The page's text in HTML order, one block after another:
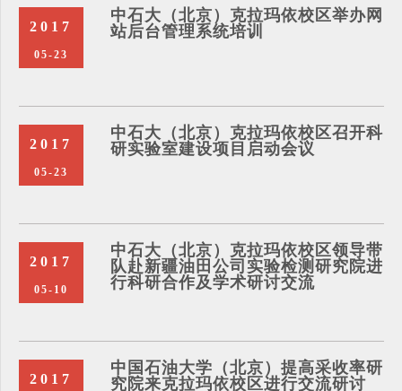
2017
05-23
中石大（北京）克拉玛依校区举办网
站后台管理系统培训
2017
05-23
中石大（北京）克拉玛依校区召开科
研实验室建设项目启动会议
2017
05-10
中石大（北京）克拉玛依校区领导带
队赴新疆油田公司实验检测研究院进
行科研合作及学术研讨交流
2017
中国石油大学（北京）提高采收率研
究院来克拉玛依校区进行交流研讨